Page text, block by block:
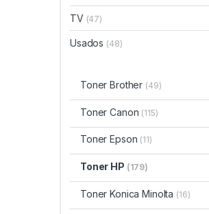
TV (47)
Usados (48)
Toner Brother (49)
Toner Canon (115)
Toner Epson (11)
Toner HP (179)
Toner Konica Minolta (16)